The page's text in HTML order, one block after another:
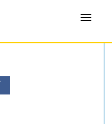
Menu